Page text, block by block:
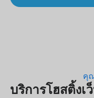
คุ
บริการโฮสติ้งเ